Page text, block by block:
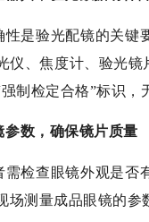
性是验光配镜的关键
仪、焦度计、验光
强制检定合格”标识，
参数，确保镜片质量
需检查眼镜外观是否
场测量成品眼镜的参